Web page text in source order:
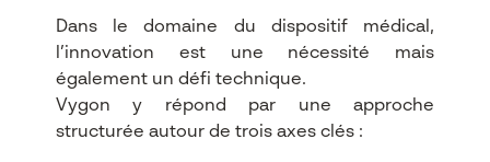
Dans le domaine du dispositif médical,
l’innovation est une nécessité mais
également un défi technique.
Vygon y répond par une approche
structurée autour de trois axes clés :